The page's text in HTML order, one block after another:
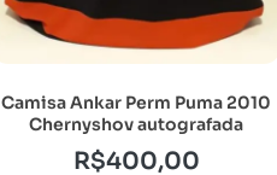
Camisa Ankar Perm Puma 2010
Chernyshov autografada
R$400,00